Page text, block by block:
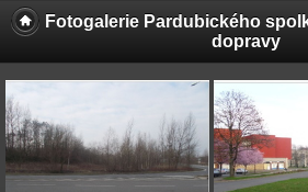
Fotogalerie Pardubického
dopravy